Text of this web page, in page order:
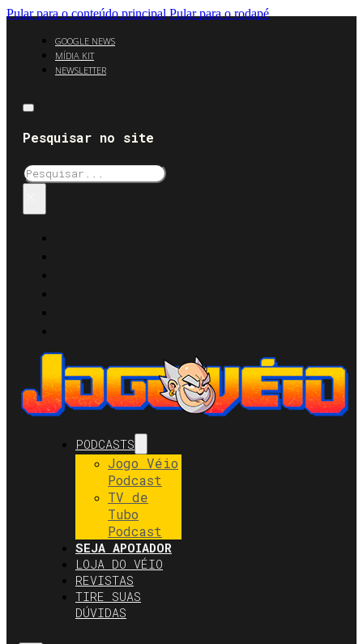
Pular para o conteúdo principal Pular para o rodapé
GOOGLE NEWS
MÍDIA KIT
NEWSLETTER
Pesquisar no site
Pesquisar
PODCASTS
Jogo Véio
Podcast
TV de
Tubo
Podcast
SEJA APOIADOR
LOJA DO VÉIO
REVISTAS
TIRE SUAS
DÚVIDAS